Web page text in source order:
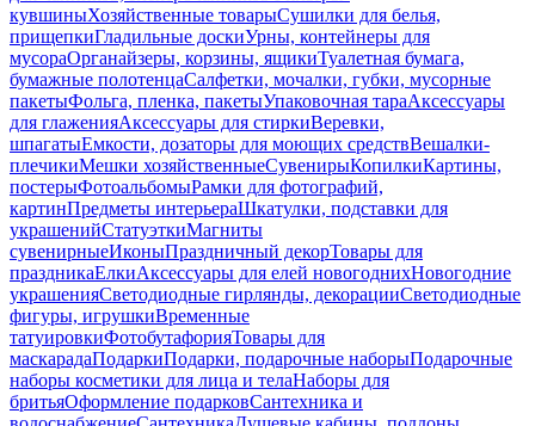
кувшиныХозяйственные товарыСушилки для белья,
прищепкиГладильные доскиУрны, контейнеры для
мусораОрганайзеры, корзины, ящикиТуалетная бумага,
бумажные полотенцаСалфетки, мочалки, губки, мусорные
пакетыФольга, пленка, пакетыУпаковочная тараАксессуары
для глаженияАксессуары для стиркиВеревки,
шпагатыЕмкости, дозаторы для моющих средствВешалки-
плечикиМешки хозяйственныеСувенирыКопилкиКартины,
постерыФотоальбомыРамки для фотографий,
картинПредметы интерьераШкатулки, подставки для
украшенийСтатуэткиМагниты
сувенирныеИконыПраздничный декорТовары для
праздникаЕлкиАксессуары для елей новогоднихНовогодние
украшенияСветодиодные гирлянды, декорацииСветодиодные
фигуры, игрушкиВременные
татуировкиФотобутафорияТовары для
маскарадаПодаркиПодарки, подарочные наборыПодарочные
наборы косметики для лица и телаНаборы для
бритьяОформление подарковСантехника и